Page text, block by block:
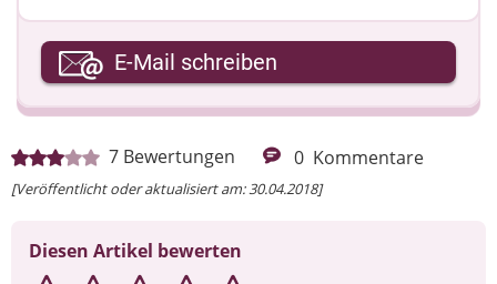
7 Bewertungen 0 Kommentare
[Veröffentlicht oder aktualisiert am: 30.04.2018]
Diesen Artikel bewerten
Ihre E-Mail-Adresse
Ihre Nachricht
E-Mail schreiben